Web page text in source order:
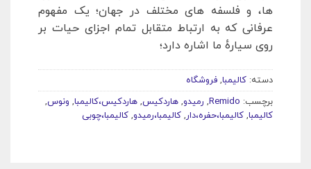
ها، و فلسفه های مختلف در جهان؛ یک مفهوم
عرفانی که به ارتباط متقابل تمام اجزای حیات بر
روی سیارهٔ ما اشاره دارد؛
دسته: کالیمبا,فروشگاه
برچسب: Remido
,رمیدو,هاردکیس,هاردکیس،کالیمبا,ونوس,
کالیمبا,کالیمبا،حفره،دار,کالیمبا،رمیدو,کالیمبا،چوبی